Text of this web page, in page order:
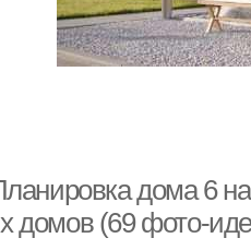
дома 6
домов (69 фото-